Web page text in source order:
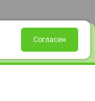
Избранное Корзина
Согласен